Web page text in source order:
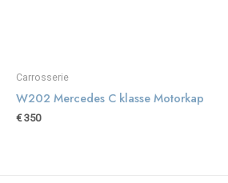
Carrosserie
W202 Mercedes C klasse Motorkap
€350